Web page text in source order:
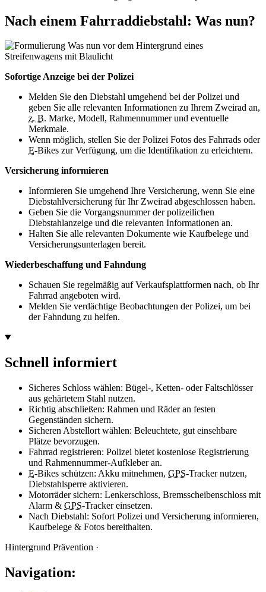
Nach einem Fahrraddiebstahl: Was nun?
Sofortige Anzeige bei der Polizei
Melden Sie den Diebstahl umgehend bei der Polizei und
geben Sie alle relevanten Informationen zu Ihrem Zweirad an,
z. B. Marke, Modell, Rahmennummer und eventuelle
Merkmale.
Wenn möglich, stellen Sie der Polizei Fotos des Fahrrads oder
E-Bikes zur Verfügung, um die Identifikation zu erleichtern.
Versicherung informieren
Informieren Sie umgehend Ihre Versicherung, wenn Sie eine
Diebstahlversicherung für Ihr Zweirad abgeschlossen haben.
Geben Sie die Vorgangsnummer der polizeilichen
Diebstahlanzeige und die relevanten Informationen an.
Halten Sie alle relevanten Dokumente wie Kaufbelege und
Versicherungsunterlagen bereit.
Wiederbeschaffung und Fahndung
Schauen Sie regelmäßig auf Verkaufsplattformen nach, ob Ihr
Fahrrad angeboten wird.
Melden Sie verdächtige Beobachtungen der Polizei, um bei
der Fahndung zu helfen.
Schnell informiert
Sicheres Schloss wählen: Bügel-, Ketten- oder Faltschlösser
aus gehärtetem Stahl nutzen.
Richtig abschließen: Rahmen und Räder an festen
Gegenständen sichern.
Sicheren Abstellort wählen: Beleuchtete, gut einsehbare
Plätze bevorzugen.
Fahrrad registrieren: Polizei bietet kostenlose Registrierung
und Rahmennummer-Aufkleber an.
E-Bikes schützen: Akku mitnehmen, GPS-Trackernutzen,
Diebstahlsperre aktivieren.
Motorräder sichern: Lenkerschloss, Bremsscheibenschloss mit
Alarm & GPS-Trackereinsetzen.
Nach Diebstahl: Sofort Polizei und Versicherung informieren,
Kaufbelege & Fotos bereithalten.
Hintergrund Prävention ·
Navigation: